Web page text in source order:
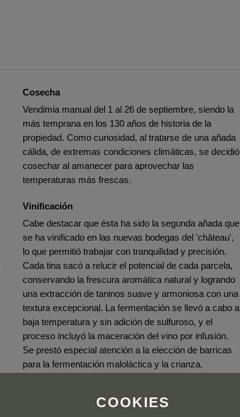
Cosecha
Vendimia manual del 1 al 26 de septiembre, siendo la
más temprana en los 130 años de historia de la
propiedad. Como curiosidad, al tratarse de una añada
cálida, de extremas condiciones climáticas, se decidió
cosechar al amanecer para aprovechar las
temperaturas más frescas.
Vinificación
Cabe destacar que ésta ha sido la segunda añada que
se ha vinificado en las nuevas bodegas del 'château',
lo que permitió trabajar con tranquilidad y precisión.
Cada tina sacó a relucir el potencial de cada parcela,
conservando la frescura aromática natural y logrando
una extracción de taninos suave y armoniosa con una
textura excepcional. La fermentación se llevó a cabo a
baja temperatura y sin adición de sulfuroso, y el
proceso incluyó la maceración del vino por infusión.
Se prestó especial atención a la elección de barricas
para la fermentación maloláctica y la crianza.
Crianza de 15-18 meses en barricas nuevas de roble
COOKIES